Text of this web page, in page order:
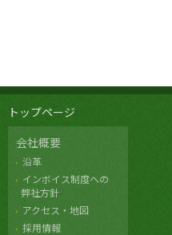
トップページ
会社概要
沿革
インボイス制度への
弊社方針
アクセス・地図
採用情報